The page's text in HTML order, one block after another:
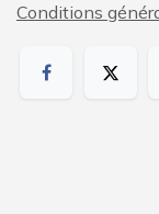
Conditions